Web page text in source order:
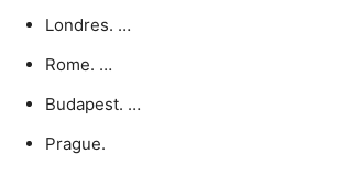
Londres. …
Rome. …
Budapest. …
Prague.